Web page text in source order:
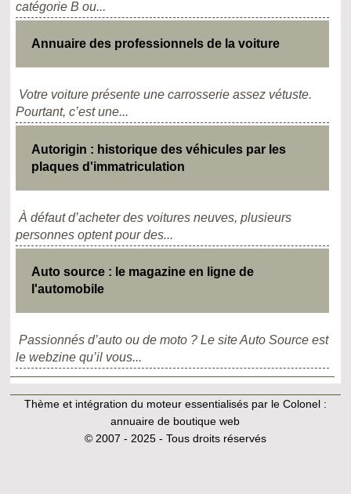
catégorie B ou...
Annuaire des professionnels de la voiture
Votre voiture présente une carrosserie assez vétuste.
Pourtant, c’est une...
Autorigin : historique des véhicules par les
plaques d'immatriculation
À défaut d’acheter des voitures neuves, plusieurs
personnes optent pour des...
Auto source : le magazine en ligne de
l'automobile
Passionnés d’auto ou de moto ? Le site Auto Source est
le webzine qu’il vous...
Thème et intégration du moteur essentialisés par le Colonel :
annuaire de boutique web
© 2007 - 2025 - Tous droits réservés